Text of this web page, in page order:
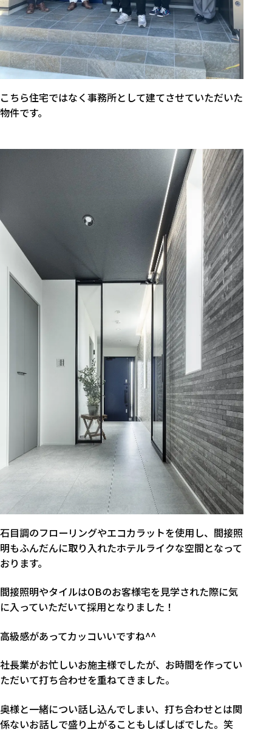
こちら住宅ではなく事務所として建てさせていただいた
物件です。
石目調のフローリングやエコカラットを使用し、間接照
明もふんだんに取り入れたホテルライクな空間となって
おります。
間接照明やタイルはOBのお客様宅を見学された際に気
に入っていただいて採用となりました！
高級感があってカッコいいですね^^
社長業がお忙しいお施主様でしたが、お時間を作ってい
ただいて打ち合わせを重ねてきました。
奥様と一緒につい話し込んでしまい、打ち合わせとは関
係ないお話しで盛り上がることもしばしばでした。笑